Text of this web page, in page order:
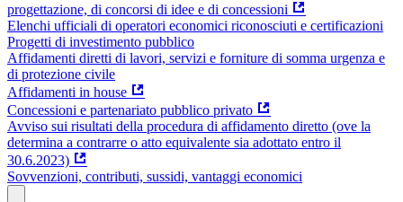
progettazione, di concorsi di idee e di concessioni
Elenchi ufficiali di operatori economici riconosciuti e certificazioni
Progetti di investimento pubblico
Affidamenti diretti di lavori, servizi e forniture di somma urgenza e
di protezione civile
Affidamenti in house
Concessioni e partenariato pubblico privato
Avviso sui risultati della procedura di affidamento diretto (ove la
determina a contrarre o atto equivalente sia adottato entro il
30.6.2023)
Sovvenzioni, contributi, sussidi, vantaggi economici